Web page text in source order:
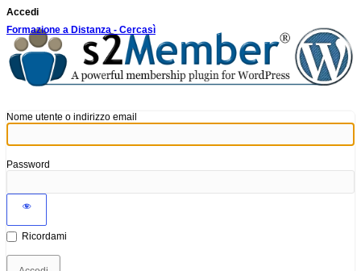
Accedi
Formazione a Distanza - Cercasì
Nome utente o indirizzo email
Password
Ricordami